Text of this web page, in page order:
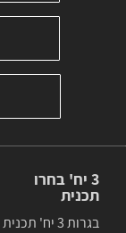
3 יח' בחרו
תכנית
בגרות 3 יח' תכנית